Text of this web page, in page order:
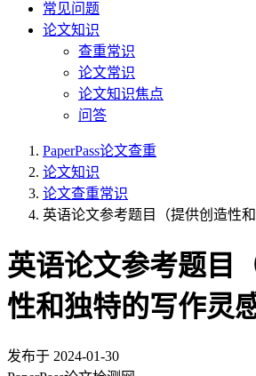
常见问题
论文知识
查重常识
论文常识
论文知识焦点
问答
PaperPass论文查重
论文知识
论文查重常识
英语论文参考题目（提供创造性
英语论文参考题目
性和独特的写作灵感
发布于 2024-01-30